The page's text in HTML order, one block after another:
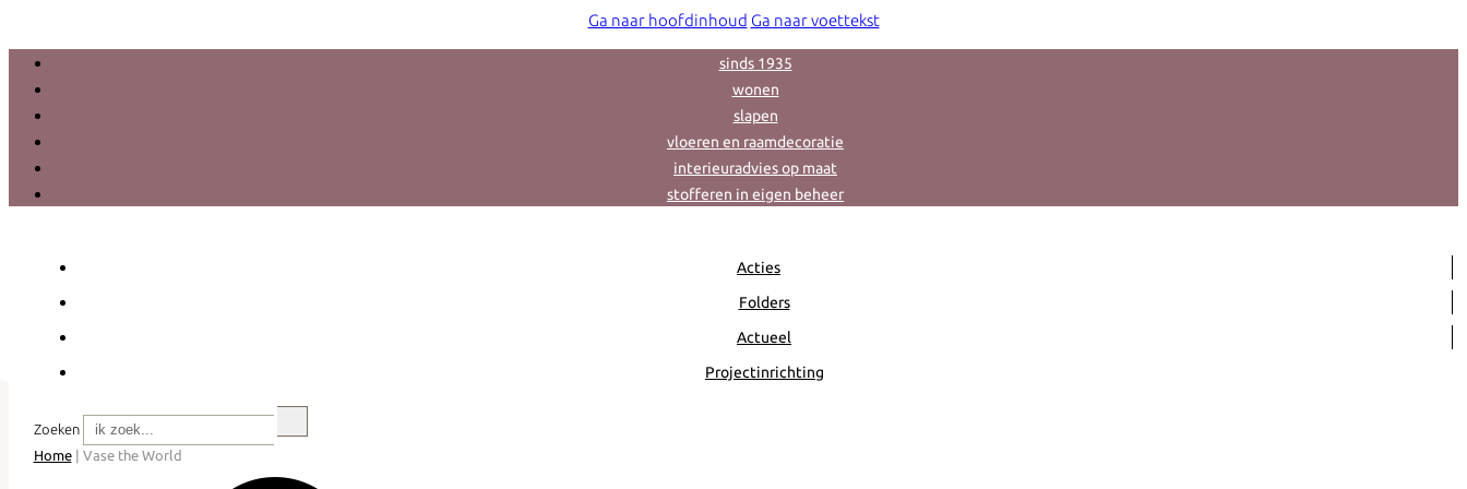
Ga naar hoofdinhoud Ga naar voettekst
sinds 1935
wonen
slapen
vloeren en raamdecoratie
interieuradvies op maat
stofferen in eigen beheer
Acties
Folders
Actueel
Projectinrichting
Zoeken
Home| Vase the World